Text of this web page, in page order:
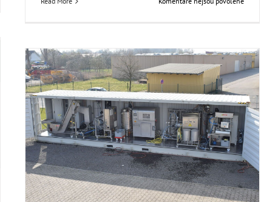
TRANSIT
Workshop
at
AINIA,
Spain
The FOX container arriving to KOB (Germany)
Events Food Circle 1 News Uncategorized @cs